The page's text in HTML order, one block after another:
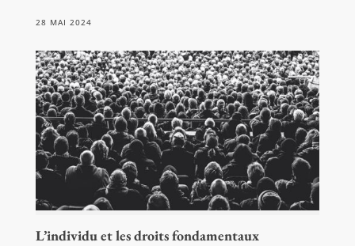
28 MAI 2024
L’individu et les droits fondamentaux